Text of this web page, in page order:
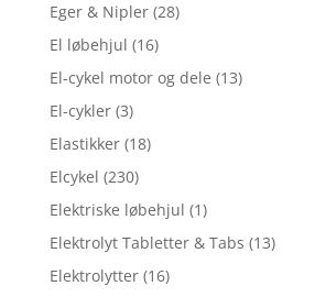
Eger & Nipler (28)
El løbehjul (16)
El-cykel motor og dele (13)
El-cykler (3)
Elastikker (18)
Elcykel (230)
Elektriske løbehjul (1)
Elektrolyt Tabletter & Tabs (13)
Elektrolytter (16)